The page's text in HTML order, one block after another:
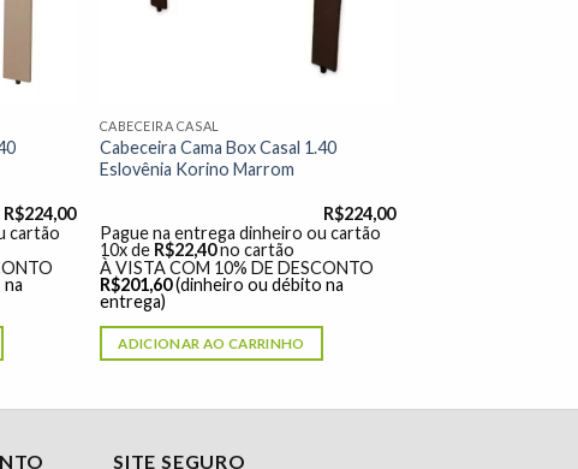
R$224,00
cartão
CABECEIRA CASAL
Cabeceira Cama Box Casal 1.40
Eslovênia Korino Marrom
R$224,00
Pague na entrega dinheiro ou cartão
10x de R$22,40no cartão
À VISTA COM 10% DE DESCONTO
R$201,60 (dinheiro ou débito na
entrega)
ADICIONAR AO CARRINHO
SITE SEGURO